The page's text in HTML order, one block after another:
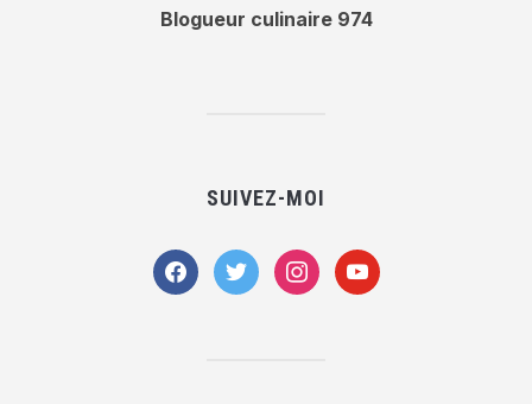
Blogueur culinaire 974
SUIVEZ-MOI
facebooktwitter instagramyoutube